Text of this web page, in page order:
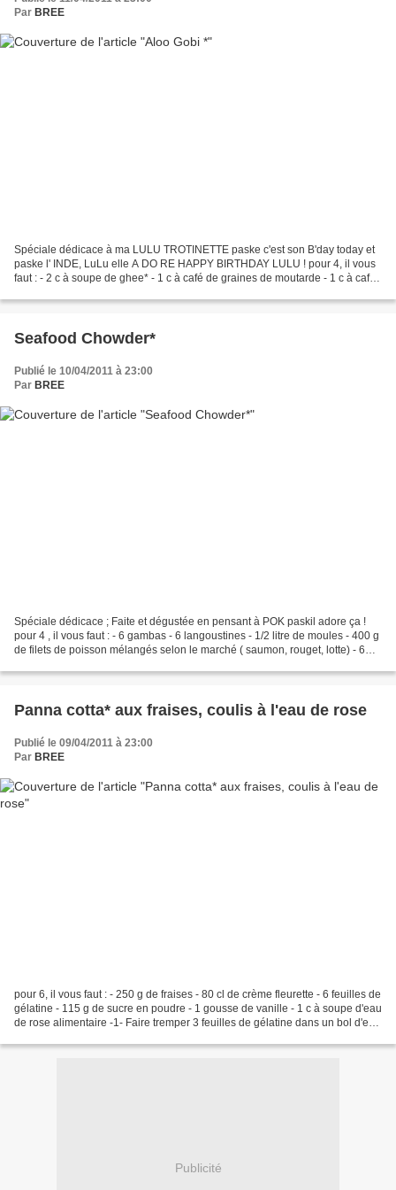
Par BREE
Spéciale dédicace à ma LULU TROTINETTE paske c'est son B'day today et
paske l' INDE, LuLu elle A DO RE HAPPY BIRTHDAY LULU ! pour 4, il vous
faut : - 2 c à soupe de ghee* - 1 c à café de graines de moutarde - 1 c à café
Seafood Chowder*
Publié le 10/04/2011 à 23:00
Par BREE
Spéciale dédicace ; Faite et dégustée en pensant à POK paskil adore ça !
pour 4 , il vous faut : - 6 gambas - 6 langoustines - 1/2 litre de moules - 400 g
de filets de poisson mélangés selon le marché ( saumon, rouget, lotte) - 6
Panna cotta* aux fraises, coulis à l'eau de rose
Publié le 09/04/2011 à 23:00
Par BREE
pour 6, il vous faut : - 250 g de fraises - 80 cl de crème fleurette - 6 feuilles de
gélatine - 115 g de sucre en poudre - 1 gousse de vanille - 1 c à soupe d'eau
de rose alimentaire -1- Faire tremper 3 feuilles de gélatine dans un bol d'eau
Publicité